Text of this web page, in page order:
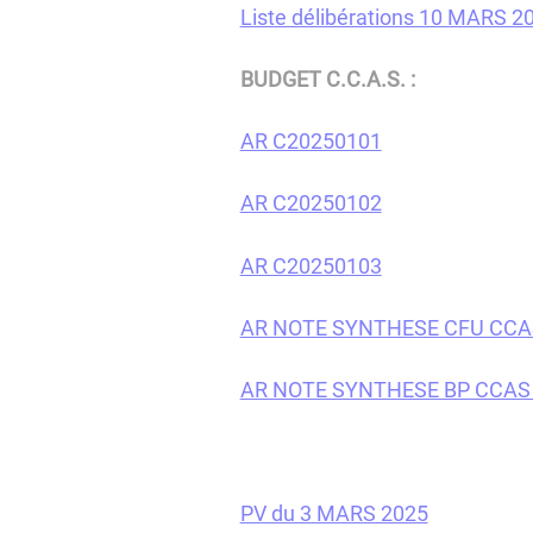
Liste délibérations 10 MARS
BUDGET C.C.A.S. :
AR C20250101
AR C20250102
AR C20250103
AR NOTE SYNTHESE CFU
AR NOTE SYNTHESE BP
PV du 3 MARS 2025